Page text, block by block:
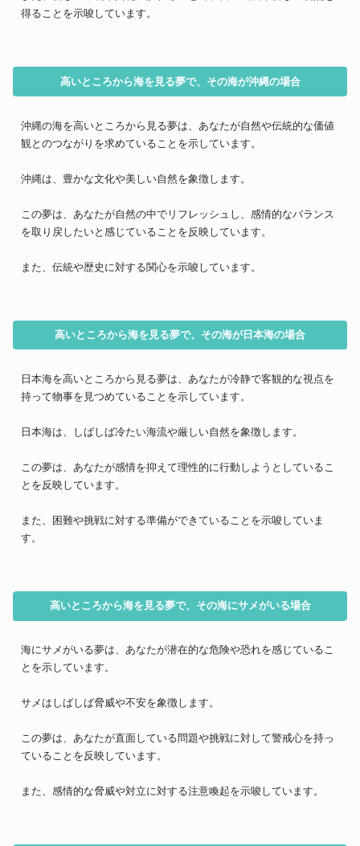
得ることを示唆しています。
高いところから海を見る夢で、その海が沖縄の場合
沖縄の海を高いところから見る夢は、あなたが自然や伝統的な価値
観とのつながりを求めていることを示しています。
沖縄は、豊かな文化や美しい自然を象徴します。
この夢は、あなたが自然の中でリフレッシュし、感情的なバランス
を取り戻したいと感じていることを反映しています。
また、伝統や歴史に対する関心を示唆しています。
高いところから海を見る夢で、その海が日本海の場合
日本海を高いところから見る夢は、あなたが冷静で客観的な視点を
持って物事を見つめていることを示しています。
日本海は、しばしば冷たい海流や厳しい自然を象徴します。
この夢は、あなたが感情を抑えて理性的に行動しようとしているこ
とを反映しています。
また、困難や挑戦に対する準備ができていることを示唆していま
す。
高いところから海を見る夢で、その海にサメがいる場合
海にサメがいる夢は、あなたが潜在的な危険や恐れを感じているこ
とを示しています。
サメはしばしば脅威や不安を象徴します。
この夢は、あなたが直面している問題や挑戦に対して警戒心を持っ
ていることを反映しています。
また、感情的な脅威や対立に対する注意喚起を示唆しています。